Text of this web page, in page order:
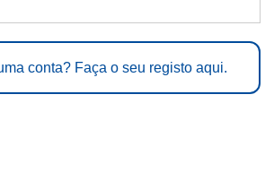
conta? Faça o seu registo aqui.